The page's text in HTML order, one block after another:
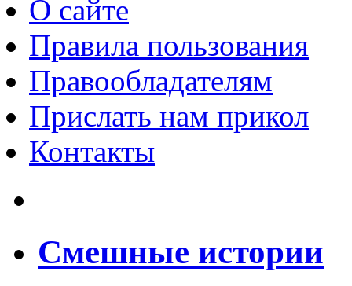
О сайте
Правила пользования
Правообладателям
Прислать нам прикол
Контакты
Смешные истории